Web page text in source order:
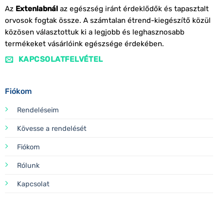
Az Extenlabnálaz egészség iránt érdeklődők és tapasztalt
orvosok fogtak össze. A számtalan étrend-kiegészítő közül
közösen választottuk ki a legjobb és leghasznosabb
termékeket vásárlóink egészsége érdekében.
KAPCSOLATFELVÉTEL
Fiókom
Rendeléseim
Kövesse a rendelését
Fiókom
Rólunk
Kapcsolat